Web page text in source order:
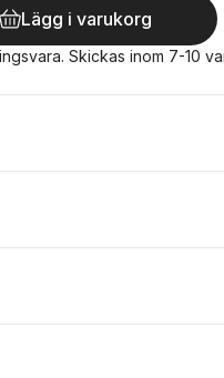
Lägg i varukorg
Skickas inom 7-10